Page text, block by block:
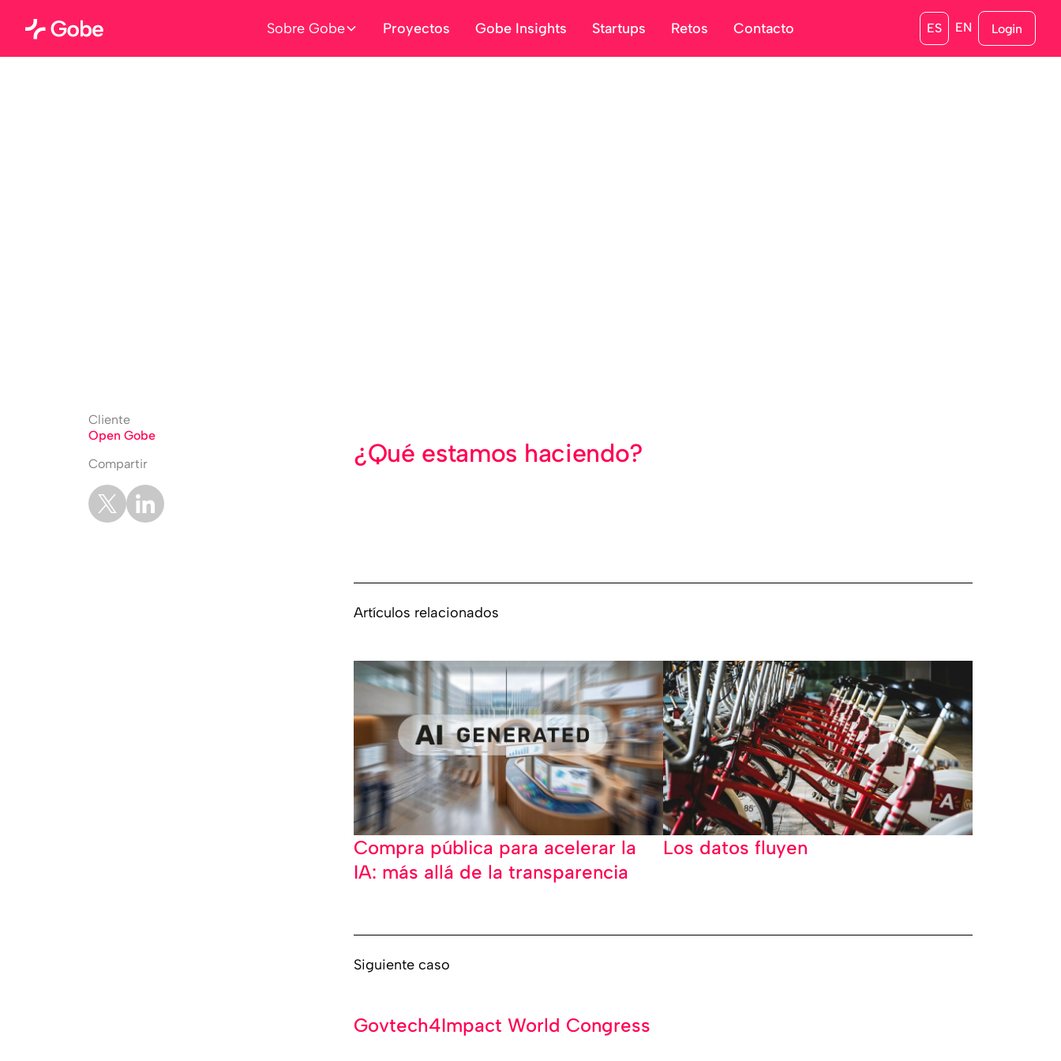
Sobre Gobe Proyectos Gobe Insights Startups Retos Contacto ES EN Login
Cliente
Open Gobe
Compartir
¿Qué estamos haciendo?
Artículos relacionados
Compra pública para acelerar la
IA: más allá de la transparencia
Los datos fluyen
Siguiente caso
Govtech4Impact World Congress